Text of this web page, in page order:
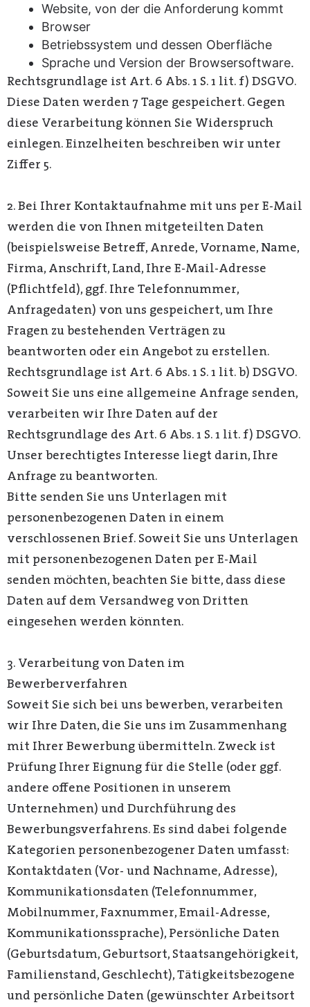
Website, von der die Anforderung kommt
Browser
Betriebssystem und dessen Oberfläche
Sprache und Version der Browsersoftware.
Rechtsgrundlage ist Art. 6 Abs. 1 S. 1 lit. f) DSGVO.
Diese Daten werden 7 Tage gespeichert. Gegen
diese Verarbeitung können Sie Widerspruch
einlegen. Einzelheiten beschreiben wir unter
Ziffer 5.
2. Bei Ihrer Kontaktaufnahme mit uns per E-Mail
werden die von Ihnen mitgeteilten Daten
(beispielsweise Betreff, Anrede, Vorname, Name,
Firma, Anschrift, Land, Ihre E-Mail-Adresse
(Pflichtfeld), ggf. Ihre Telefonnummer,
Anfragedaten) von uns gespeichert, um Ihre
Fragen zu bestehenden Verträgen zu
beantworten oder ein Angebot zu erstellen.
Rechtsgrundlage ist Art. 6 Abs. 1 S. 1 lit. b) DSGVO.
Soweit Sie uns eine allgemeine Anfrage senden,
verarbeiten wir Ihre Daten auf der
Rechtsgrundlage des Art. 6 Abs. 1 S. 1 lit. f) DSGVO.
Unser berechtigtes Interesse liegt darin, Ihre
Anfrage zu beantworten.
Bitte senden Sie uns Unterlagen mit
personenbezogenen Daten in einem
verschlossenen Brief. Soweit Sie uns Unterlagen
mit personenbezogenen Daten per E-Mail
senden möchten, beachten Sie bitte, dass diese
Daten auf dem Versandweg von Dritten
eingesehen werden könnten.
3. Verarbeitung von Daten im
Bewerberverfahren
Soweit Sie sich bei uns bewerben, verarbeiten
wir Ihre Daten, die Sie uns im Zusammenhang
mit Ihrer Bewerbung übermitteln. Zweck ist
Prüfung Ihrer Eignung für die Stelle (oder ggf.
andere offene Positionen in unserem
Unternehmen) und Durchführung des
Bewerbungsverfahrens. Es sind dabei folgende
Kategorien personenbezogener Daten umfasst:
Kontaktdaten (Vor- und Nachname, Adresse),
Kommunikationsdaten (Telefonnummer,
Mobilnummer, Faxnummer, Email-Adresse,
Kommunikationssprache), Persönliche Daten
(Geburtsdatum, Geburtsort, Staatsangehörigkeit,
Familienstand, Geschlecht), Tätigkeitsbezogene
und persönliche Daten (gewünschter Arbeitsort